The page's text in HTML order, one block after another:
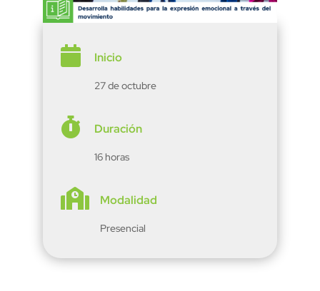
 Inicio
27 de octubre
 Duración
16 horas
 Modalidad
Presencial